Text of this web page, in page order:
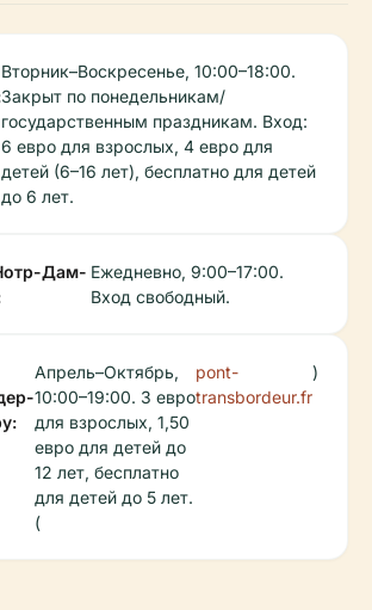
Вторник–Воскресенье, 10:00–18:00.
Закрыт по понедельникам/
государственным праздникам. Вход:
6 евро для взрослых, 4 евро для
детей (6–16 лет), бесплатно для детей
до 6 лет.
Дам- Ежедневно, 9:00–17:00.
Вход свободный.
Апрель–Октябрь,
10:00–19:00. 3 евро
для взрослых, 1,50
евро для детей до
12 лет, бесплатно
для детей до 5 лет.
(
pont-
transbordeur.fr
)